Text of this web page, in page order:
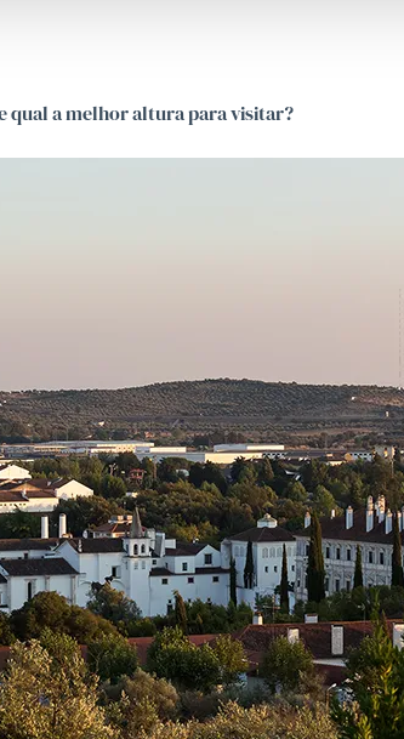
qual a melhor altura para visitar?